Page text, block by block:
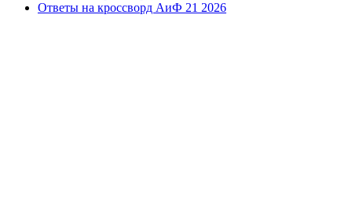
Ответы на кроссворд АиФ 21 2026